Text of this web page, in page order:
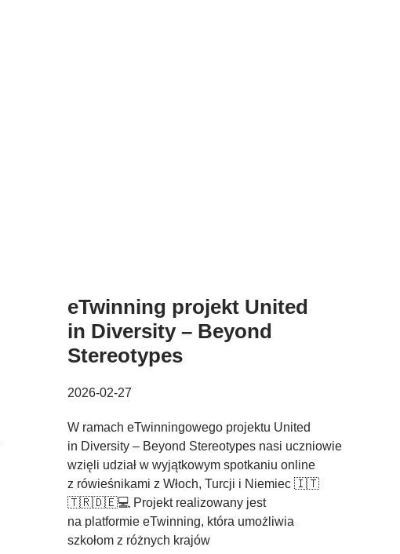
eTwinning projekt United
in Diversity – Beyond
Stereotypes
2026-02-27
W ramach eTwinningowego projektu United
in Diversity – Beyond Stereotypes nasi uczniowie
wzięli udział w wyjątkowym spotkaniu online
z rówieśnikami z Włoch, Turcji i Niemiec 🇮🇹
🇹🇷🇩🇪💻 Projekt realizowany jest
na platformie eTwinning, która umożliwia
szkołom z różnych krajów